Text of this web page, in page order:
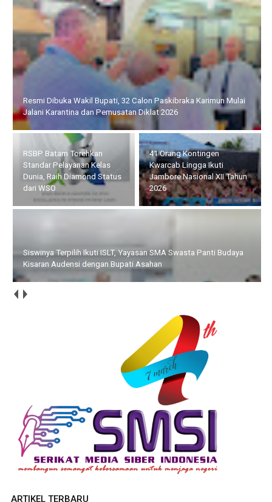
Resmi Dibuka Wakil Bupati, 32 Calon Paskibraka Karimun Mulai
Jalani Karantina dan Pemusatan Diklat 2026
RSBP Batam Torehkan
Standar Pelayanan Kelas
Dunia, Raih Diamond Status
dari WSO
41 Orang Kontingen
Kwarcab Lingga Ikuti
Jambore Nasional XII Tahun
2026
Siswinya Terpilih Ikuti ISLT, Yayasan SMA Swasta Panti Budaya
Kisaran Audensi dengan Bupati Asahan
ARTIKEL TERBARU